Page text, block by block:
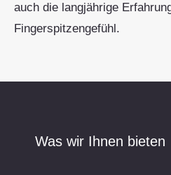
auch die langjährige
Fingerspitzengefühl.
Was wir Ihnen bieten